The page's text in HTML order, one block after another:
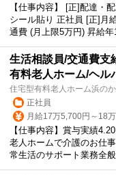
【仕事内容】 [正]配達・
シール貼り 正社員 [正]月
通費 (月上限5万円) 昇給年
生活相談員/交通費支
有料老人ホーム/ヘル
住宅型有料老人ホーム浜の
正社員
月給17万5,700円～18
【仕事内容】賞与実績
老人ホームで介護のお仕
常生活のサポート業務全